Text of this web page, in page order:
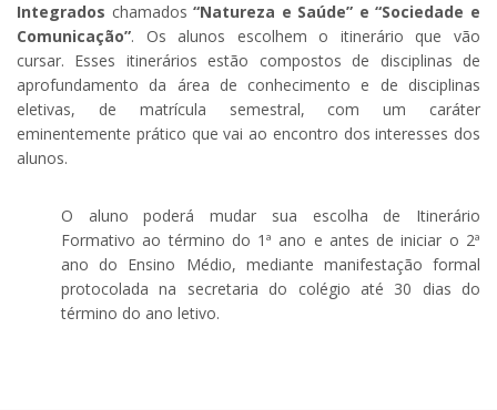
Integrados chamados“Natureza e Saúde” e “Sociedade e
Comunicação”. Os alunos escolhem o itinerário que vão
cursar. Esses itinerários estão compostos de disciplinas de
aprofundamento da área de conhecimento e de disciplinas
eletivas, de matrícula semestral, com um caráter
eminentemente prático que vai ao encontro dos interesses dos
alunos.
O aluno poderá mudar sua escolha de Itinerário
Formativo ao término do 1ª ano e antes de iniciar o 2ª
ano do Ensino Médio, mediante manifestação formal
protocolada na secretaria do colégio até 30 dias do
término do ano letivo.